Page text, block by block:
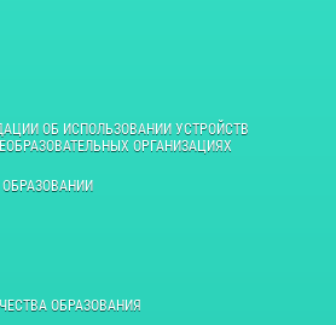
ОБ ИСПОЛЬЗОВАНИИ УСТРОЙСТВ
ОРГАНИЗАЦИЯХ
ОБРАЗОВАНИЯ